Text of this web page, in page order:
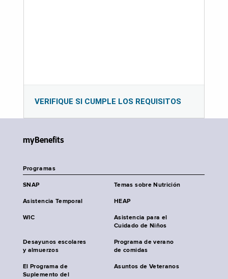
VERIFIQUE SI CUMPLE LOS REQUISITOS
myBenefits
Programas
SNAP Temas sobre Nutrición
Asistencia Temporal HEAP
WIC
Asistencia para el
Cuidado de Niños
Desayunos escolares
y almuerzos
Programa de verano
de comidas
El Programa de
Suplemento del
Asuntos de Veteranos